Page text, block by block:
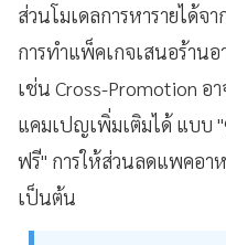
ส่วนโมเดลการหารายได้จ
การทำแพ็คเกจเสนอร้านอ
เช่น Cross-Promotion อ
แคมเปญเพิ่มเติมได้ แบบ
ฟรี" การให้ส่วนลดแพคอา
เป็นต้น